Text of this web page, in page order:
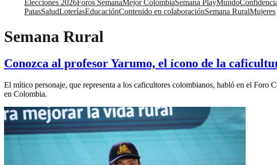
Elecciones 2026Foros SemanaMejor ColombiaSemana PlayMundo
PatasSaludLoteríasEducaciónContenido en colaboraciónSemana RuralMujeres
Semana Rural
Conozca al profesor Yarumo, el ícono de la
El mítico personaje, que representa a los caficultores colombianos, habló en el
en Colombia.